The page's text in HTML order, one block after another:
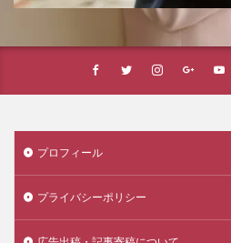
プロフィール
プライバシーポリシー